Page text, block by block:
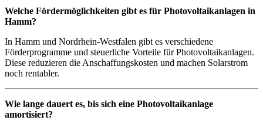
Welche Fördermöglichkeiten gibt es für Photovoltaikanlagen in
Hamm?
In Hamm und Nordrhein-Westfalen gibt es verschiedene
Förderprogramme und steuerliche Vorteile für Photovoltaikanlagen.
Diese reduzieren die Anschaffungskosten und machen Solarstrom
noch rentabler.
Wie lange dauert es, bis sich eine Photovoltaikanlage
amortisiert?